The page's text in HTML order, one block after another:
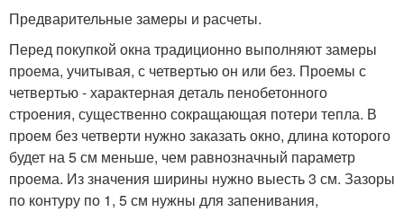
Предварительные замеры и расчеты.
Перед покупкой окна традиционно выполняют замеры
проема, учитывая, с четвертью он или без. Проемы с
четвертью - характерная деталь пенобетонного
строения, существенно сокращающая потери тепла. В
проем без четверти нужно заказать окно, длина которого
будет на 5 см меньше, чем равнозначный параметр
проема. Из значения ширины нужно выесть 3 см. Зазоры
по контуру по 1, 5 см нужны для запенивания,